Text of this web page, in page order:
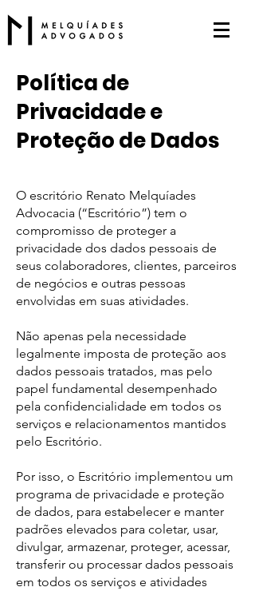
Política de
Privacidade e
Proteção de Dados
O escritório Renato Melquíades
Advocacia (“Escritório”) tem o
compromisso de proteger a
privacidade dos dados pessoais de
seus colaboradores, clientes, parceiros
de negócios e outras pessoas
envolvidas em suas atividades.
Não apenas pela necessidade
legalmente imposta de proteção aos
dados pessoais tratados, mas pelo
papel fundamental desempenhado
pela confidencialidade em todos os
serviços e relacionamentos mantidos
pelo Escritório.
Por isso, o Escritório implementou um
programa de privacidade e proteção
de dados, para estabelecer e manter
padrões elevados para coletar, usar,
divulgar, armazenar, proteger, acessar,
transferir ou processar dados pessoais
em todos os serviços e atividades